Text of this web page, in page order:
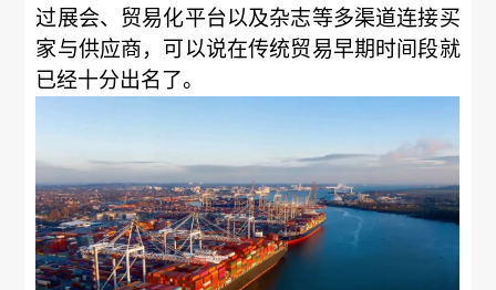
过展会、贸易化平台以及杂志等多渠道连接买
家与供应商，可以说在传统贸易早期时间段就
已经十分出名了。